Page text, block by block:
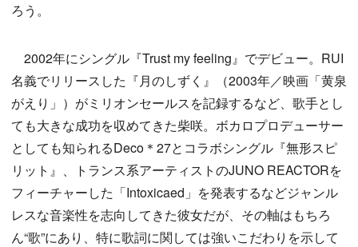
ろう。
2002年にシングル『Trust my feeling』でデビュー。RUI
名義でリリースした『月のしずく』（2003年／映画「黄泉
がえり」）がミリオンセールスを記録するなど、歌手とし
ても大きな成功を収めてきた柴咲。ボカロプロデューサー
としても知られるDeco＊27とコラボシングル『無形スピ
リット』、トランス系アーティストのJUNO REACTORを
フィーチャーした「Intoxicaed」を発表するなどジャンル
レスな音楽性を志向してきた彼女だが、その軸はもちろ
ん“歌”にあり、特に歌詞に関しては強いこだわりを示して